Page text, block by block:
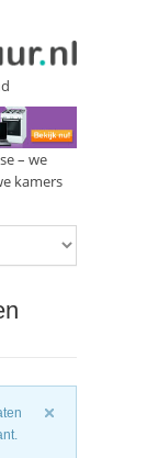
– we
kamers